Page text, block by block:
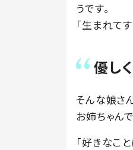
うです。
「生まれて
優し
そんな娘さ
お姉ちゃん
「好きなこ